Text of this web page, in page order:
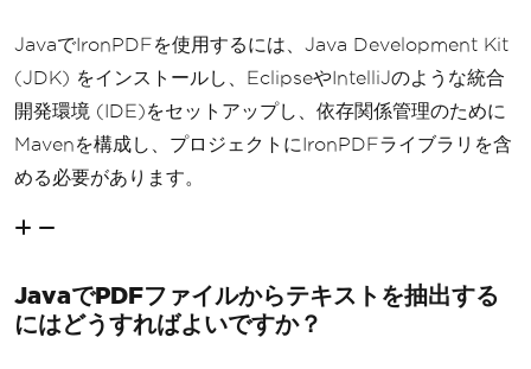
JavaでIronPDFを使用するには、Java Development Kit
(JDK) をインストールし、EclipseやIntelliJのような統合
開発環境 (IDE)をセットアップし、依存関係管理のために
Mavenを構成し、プロジェクトにIronPDFライブラリを含
める必要があります。
JavaでPDFファイルからテキストを抽出する
にはどうすればよいですか？